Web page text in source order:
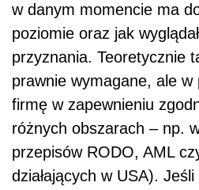
w danym momencie ma
poziomie oraz jak
przyznania. Teoretycznie
prawnie wymagane, ale
firmę w zapewnieniu
różnych obszarach – np.
przepisów RODO, AML
działających w USA).